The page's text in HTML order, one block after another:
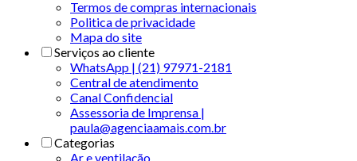
Termos de compras internacionais
Politica de privacidade
Mapa do site
Serviços ao cliente
WhatsApp | (21) 97971-2181
Central de atendimento
Canal Confidencial
Assessoria de Imprensa |
paula@agenciaamais.com.br
Categorias
Ar e ventilação